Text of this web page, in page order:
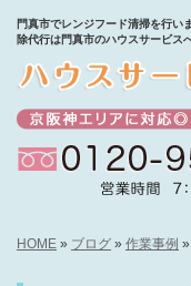
門真市でレンジフード清掃を行い
除代行は門真市のハウスサービス
HOME » ブログ » 作業事例 »